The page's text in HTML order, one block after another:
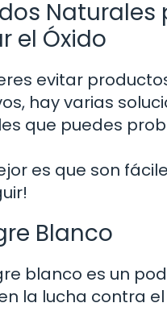
Naturales
el Óxido
evitar
hay varias
que puedes
es que son
Blanco
blanco es un
la lucha contra el